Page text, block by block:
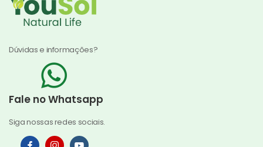
Dúvidas e informações?
Fale no Whatsapp
Siga nossas redes sociais.